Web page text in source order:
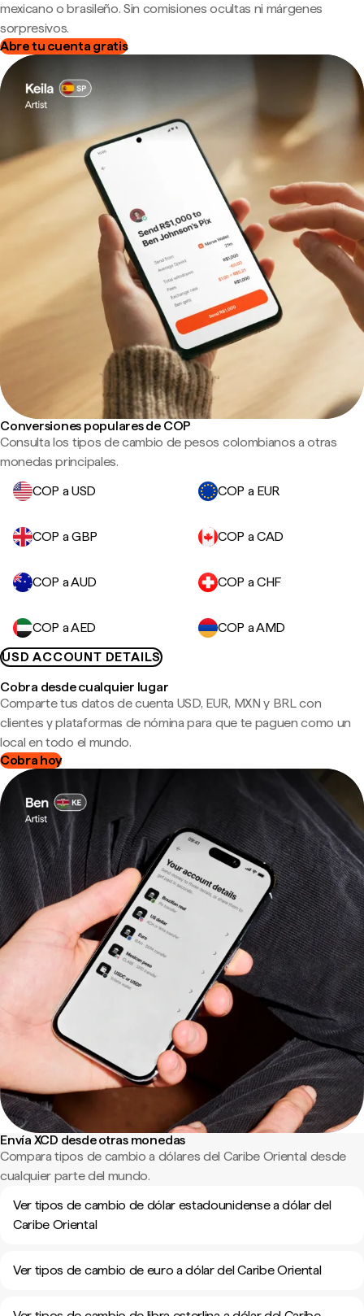
mexicano o brasileño. Sin comisiones ocultas ni márgenes
sorpresivos.
Abre tu cuenta gratis
Conversiones populares de COP
Consulta los tipos de cambio de pesos colombianos a otras
monedas principales.
COP a USD
COP a EUR
COP a GBP COP a CAD
COP a AUD COP a CHF
COP a AED
COP a AMD
USD ACCOUNT DETAILS
Cobra desde cualquier lugar
Comparte tus datos de cuenta USD, EUR, MXN y BRL con
clientes y plataformas de nómina para que te paguen como un
local en todo el mundo.
Cobra hoy
Envía XCD desde otras monedas
Compara tipos de cambio a dólares del Caribe Oriental desde
cualquier parte del mundo.
Ver tipos de cambio de dólar estadounidense a dólar del
Caribe Oriental
Ver tipos de cambio de euro a dólar del Caribe Oriental